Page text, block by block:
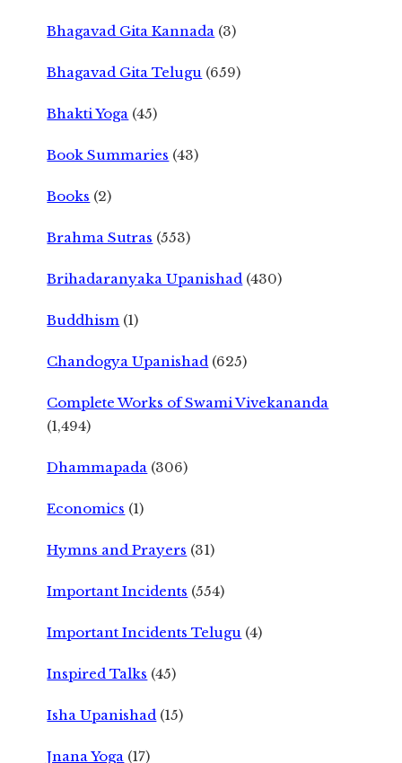
Bhagavad Gita Kannada (3)
Bhagavad Gita Telugu (659)
Bhakti Yoga (45)
Book Summaries (43)
Books (2)
Brahma Sutras (553)
Brihadaranyaka Upanishad (430)
Buddhism (1)
Chandogya Upanishad (625)
Complete Works of Swami Vivekananda
(1,494)
Dhammapada (306)
Economics (1)
Hymns and Prayers (31)
Important Incidents (554)
Important Incidents Telugu (4)
Inspired Talks (45)
Isha Upanishad (15)
Jnana Yoga (17)